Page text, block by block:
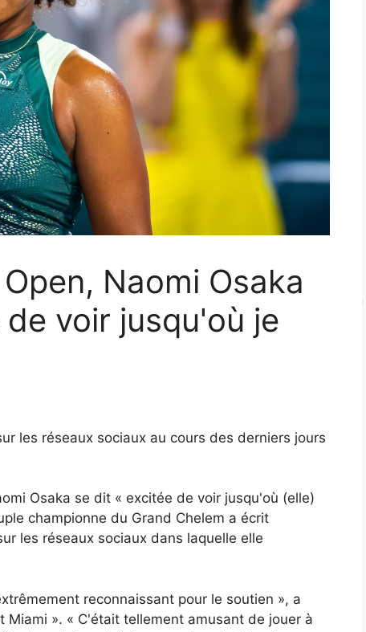
Naomi Osaka
voir jusqu'où je
les réseaux sociaux au cours des derniers jours
Osaka se dit « excitée de voir jusqu'où (elle)
championne du Grand Chelem a écrit
les réseaux sociaux dans laquelle elle
reconnaissant pour le soutien », a
». « C'était tellement amusant de jouer à